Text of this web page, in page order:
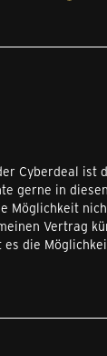
Cyberdeal ist
gerne in
Möglichkeit
Vertrag
die